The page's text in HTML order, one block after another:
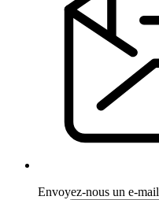
Envoyez-nous un e-mail